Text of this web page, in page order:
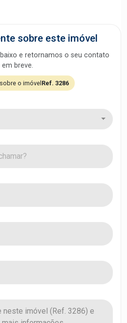
sobre este imóvel
e retornamos o seu contato
em breve.
o imóvelRef. 3286